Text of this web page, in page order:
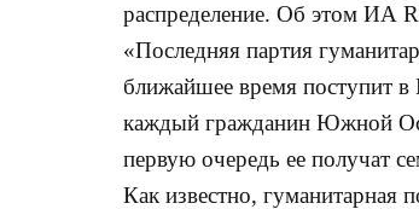
распределение. Об этом ИА
«Последняя партия
ближайшее время поступит
каждый гражданин Южной
первую очередь ее получат
Как известно,